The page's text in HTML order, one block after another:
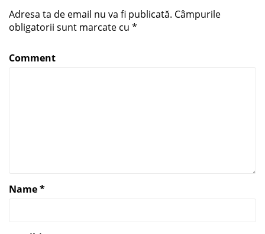
Adresa ta de email nu va fi publicată. Câmpurile
obligatorii sunt marcate cu *
Comment
Name*